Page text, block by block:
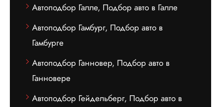
Автоподбор Галле, Подбор авто в Галле
Автоподбор Гамбург, Подбор авто в
Гамбурге
Автоподбор Ганновер, Подбор авто в
Ганновере
Автоподбор Гейдельберг, Подбор авто в